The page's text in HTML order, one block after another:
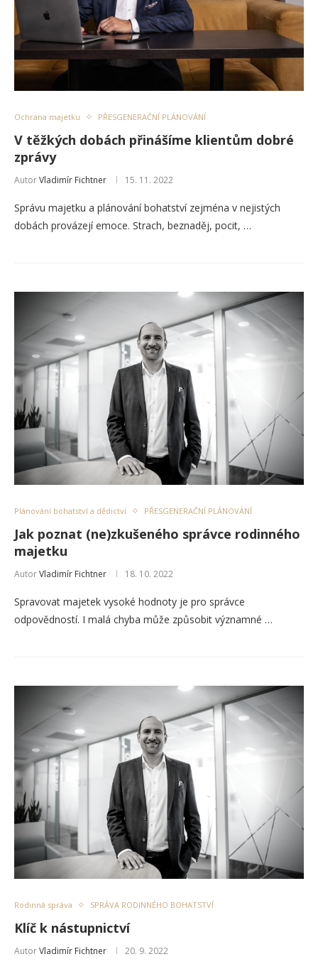
Ochrana majetku PŘESGENERAČNÍ PLÁNOVÁNÍ
V těžkých dobách přinášíme klientům dobré
zprávy
AutorVladimír Fichtner 15. 11. 2022
Správu majetku a plánování bohatství zejména v nejistých
dobách provázejí emoce. Strach, beznaděj, pocit, …
Plánování bohatství a dědictví PŘESGENERAČNÍ PLÁNOVÁNÍ
Jak poznat (ne)zkušeného správce rodinného
majetku
AutorVladimír Fichtner 18. 10. 2022
Spravovat majetek vysoké hodnoty je pro správce
odpovědností. I malá chyba může způsobit významné …
Rodinná správa SPRÁVA RODINNÉHO BOHATSTVÍ
Klíč k nástupnictví
AutorVladimír Fichtner 20. 9. 2022